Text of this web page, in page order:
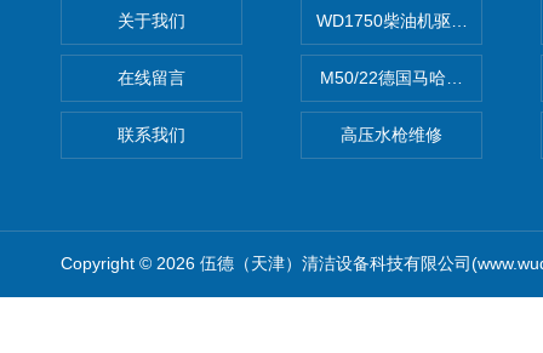
关于我们
在线留言
联系我们
WD1750柴油机驱动高压清洗
M50/22德国马哈高压清洗机
高压水枪维修
Copyright © 2026 伍德（天津）清洁设备科技有限公司